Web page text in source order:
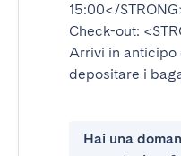
15:00</
Check-out:
Arrivi in anticipo
depositare i
Hai una